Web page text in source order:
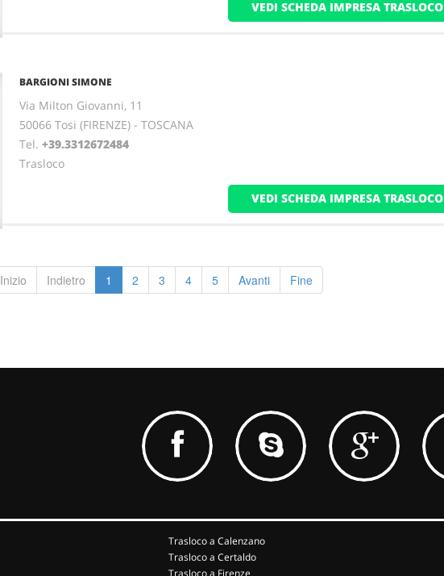
VEDI SCHEDA IMPRESA TRASLOCO
BARGIONI SIMONE
Via Milton Giovanni, 11
50066 Tosi (FIRENZE) - TOSCANA
Tel. +39.3312672484
Trasloco
VEDI SCHEDA IMPRESA TRASLOCO
Inizio Indietro 1 2 3 4 5 Avanti Fine
Trasloco a Calenzano
Trasloco a Certaldo
Trasloco a Firenze